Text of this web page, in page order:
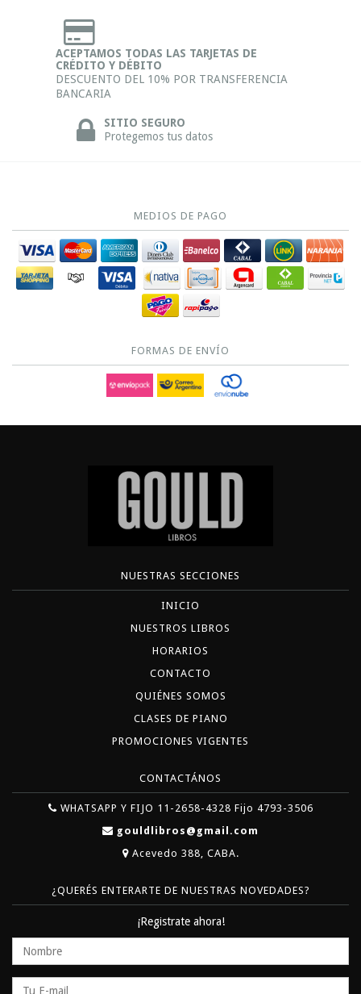
ACEPTAMOS TODAS LAS TARJETAS DE
CRÉDITO Y DÉBITO
DESCUENTO DEL 10% POR TRANSFERENCIA
BANCARIA
SITIO SEGURO
Protegemos tus datos
MEDIOS DE PAGO
FORMAS DE ENVÍO
NUESTRAS SECCIONES
INICIO
NUESTROS LIBROS
HORARIOS
CONTACTO
QUIÉNES SOMOS
CLASES DE PIANO
PROMOCIONES VIGENTES
CONTACTÁNOS
WHATSAPP Y FIJO 11-2658-4328 Fijo 4793-3506
gouldlibros@gmail.com
Acevedo 388, CABA.
¿QUERÉS ENTERARTE DE NUESTRAS NOVEDADES?
¡Registrate ahora!